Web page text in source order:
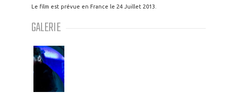
Le film est prévue en France le 24 Juillet 2013.
GALERIE